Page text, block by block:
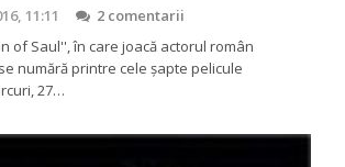
11:11
2 comentarii
of Saul'', în care joacă actorul român
numără printre cele șapte pelicule
27…